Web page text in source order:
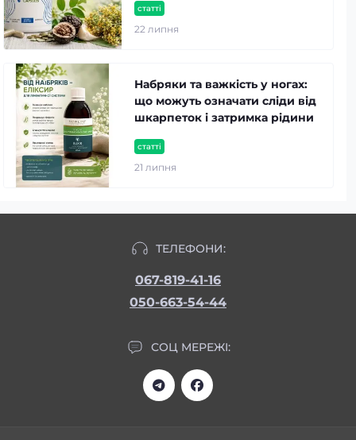
статті
22 липня
статті
21 липня
Набряки та важкість у ногах:
що можуть означати сліди від
шкарпеток і затримка рідини
ТЕЛЕФОНИ:
067-819-41-16
050-663-54-44
СОЦ МЕРЕЖІ: